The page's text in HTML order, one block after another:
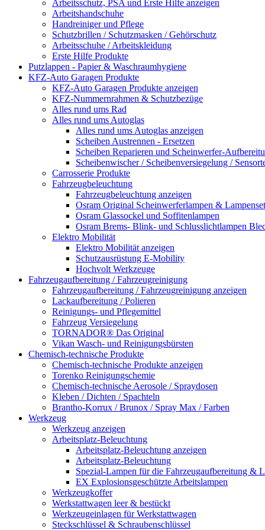
Arbeitsschutz, PSA und Erste Hilfe anzeigen
Arbeitshandschuhe
Handreiniger und Pflege
Schutzbrillen / Schutzmasken / Gehörschutz
Arbeitsschuhe / Arbeitskleidung
Erste Hilfe Produkte
Putzlappen - Papier & Waschraumhygiene
KFZ-Auto Garagen Produkte
KFZ-Auto Garagen Produkte anzeigen
KFZ-Nummernrahmen & Schutzbezüge
Alles rund ums Rad
Alles rund ums Autoglas
Alles rund ums Autoglas anzeigen
Scheiben Austrennen - Ersetzen
Scheiben Reparieren und Scheinwerfer-
Scheibenwischer / Scheibenversiegelung /
Carrosserie Produkte
Fahrzeugbeleuchtung
Fahrzeugbeleuchtung anzeigen
Osram Original Scheinwerferlampen &
Osram Glassockel und Soffitenlampen
Osram Brems- Blink- und Schlusslichtlampen
Elektro Mobilität
Elektro Mobilität anzeigen
Schutzausrüstung E-Mobility
Hochvolt Werkzeuge
Fahrzeugaufbereitung / Fahrzeugreinigung
Fahrzeugaufbereitung / Fahrzeugreinigung anzeigen
Lackaufbereitung / Polieren
Reinigungs- und Pflegemittel
Fahrzeug Versiegelung
TORNADOR® Das Original
Vikan Wasch- und Reinigungsbürsten
Chemisch-technische Produkte
Chemisch-technische Produkte anzeigen
Torenko Reinigungschemie
Chemisch-technische Aerosole / Spraydosen
Kleben / Dichten / Spachteln
Brantho-Korrux / Brunox / Spray Max / Farben
Werkzeug
Werkzeug anzeigen
Arbeitsplatz-Beleuchtung
Arbeitsplatz-Beleuchtung anzeigen
Arbeitsplatz-Beleuchtung
Spezial-Lampen für die Fahrzeugaufbereitung &
EX Explosionsgeschützte Arbeitslampen
Werkzeugkoffer
Werkstattwagen leer & bestückt
Werkzeugeinlagen für Werkstattwagen
Steckschlüssel & Schraubenschlüssel